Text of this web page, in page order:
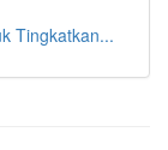
Tingkatkan...